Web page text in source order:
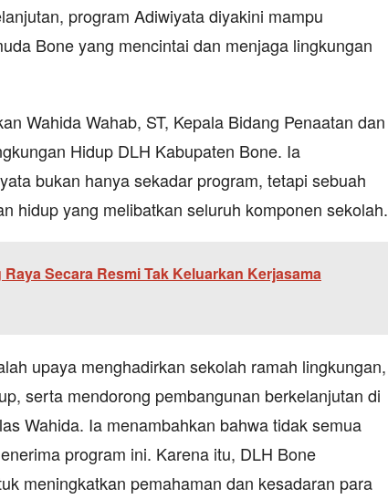
program Adiwiyata diyakini mampu
Bone yang mencintai dan menjaga lingkungan
Wahida Wahab, ST, Kepala Bidang Penaatan dan
Hidup DLH Kabupaten Bone. Ia
bukan hanya sekadar program, tetapi sebuah
hidup yang melibatkan seluruh komponen sekolah.
Raya Secara Resmi Tak Keluarkan Kerjasama
upaya menghadirkan sekolah ramah lingkungan,
serta mendorong pembangunan berkelanjutan di
Wahida. Ia menambahkan bahwa tidak semua
program ini. Karena itu, DLH Bone
meningkatkan pemahaman dan kesadaran para